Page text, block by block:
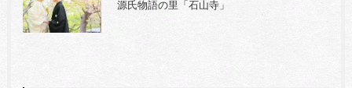
源氏物語の里「石山寺」